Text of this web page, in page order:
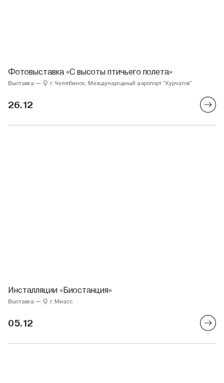
Фотовыставка «С высоты птичьего полета»
Выставка — г. Челябинск, Международный аэропорт "Курчатов"
26.12
Инсталляции «Биостанция»
Выставка — г. Миасс
05.12